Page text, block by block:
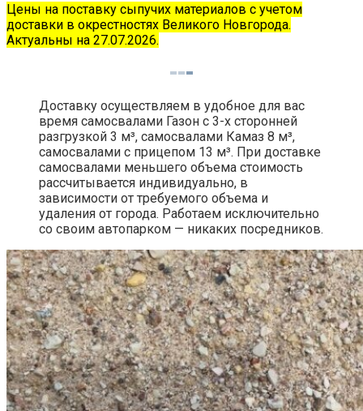
Цены на поставку сыпучих материалов с учетом
доставки в окрестностях Великого Новгорода.
Актуальны на 27.07.2026.
Доставку осуществляем в удобное для вас
время самосвалами Газон с 3-х сторонней
разгрузкой 3 м³, самосвалами Камаз 8 м³,
самосвалами с прицепом 13 м³. При доставке
самосвалами меньшего объема стоимость
рассчитывается индивидуально, в
зависимости от требуемого объема и
удаления от города. Работаем исключительно
со своим автопарком — никаких посредников.